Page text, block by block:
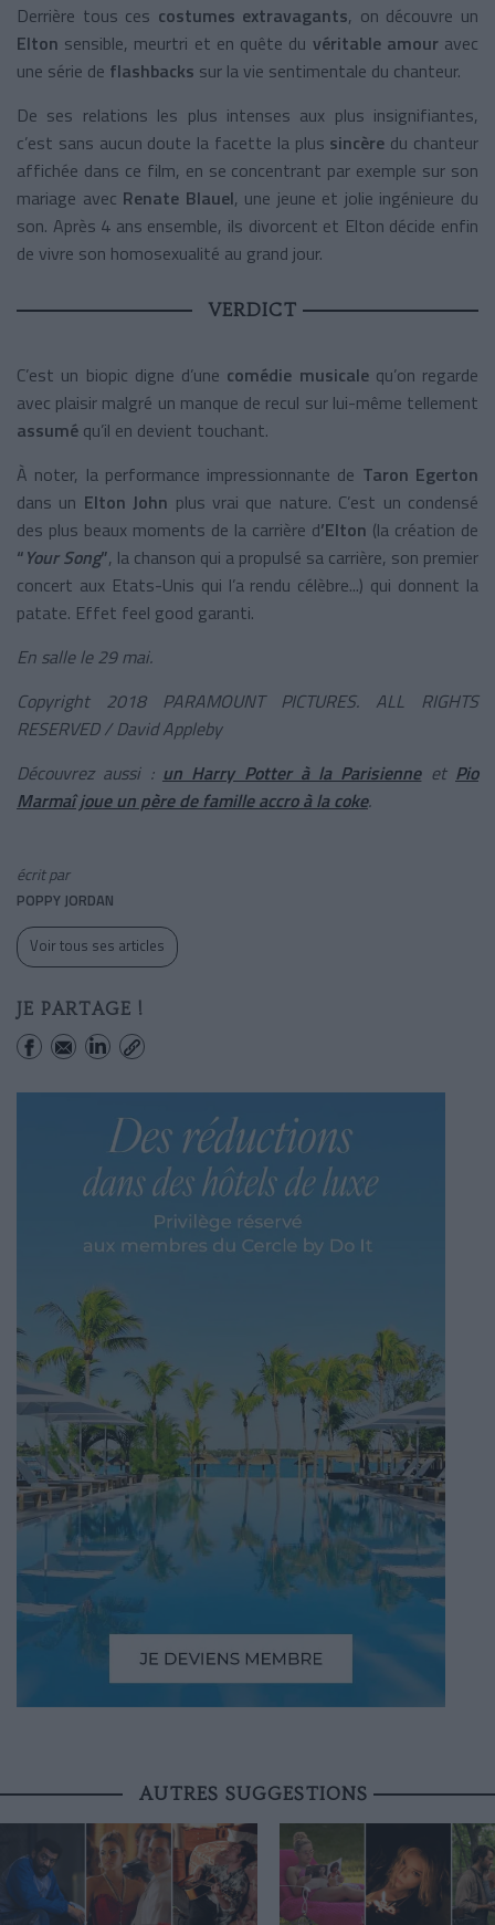
Derrière tous ces costumes extravagants, on découvre un
Elton sensible, meurtri et en quête du véritable amouravec
une série de flashbacks sur la vie sentimentale du chanteur.
De ses relations les plus intenses aux plus insignifiantes,
c’est sans aucun doute la facette la plus sincère du chanteur
affichée dans ce film, en se concentrant par exemple sur son
mariage avec Renate Blauel, une jeune et jolie ingénieure du
son. Après 4 ans ensemble, ils divorcent et Elton décide enfin
de vivre son homosexualité au grand jour.
VERDICT
C’est un biopic digne d’une comédie musicalequ’on regarde
avec plaisir malgré un manque de recul sur lui-même tellement
assumé qu’il en devient touchant.
À noter, la performance impressionnante de Taron Egerton
dans un Elton John plus vrai que nature. C’est un condensé
des plus beaux moments de la carrière d’Elton (la création de
“Your Song”, la chanson qui a propulsé sa carrière, son premier
concert aux Etats-Unis qui l’a rendu célèbre...) qui donnent la
patate. Effet feel good garanti.
En salle le 29 mai.
Copyright 2018 PARAMOUNT PICTURES. ALL RIGHTS
RESERVED / David Appleby
Découvrez aussi : un Harry Potter à la Parisienneet Pio
Marmaî joue un père de famille accro à la coke.
écrit par
POPPY JORDAN
Voir tous ses articles
JE PARTAGE !
AUTRES SUGGESTIONS